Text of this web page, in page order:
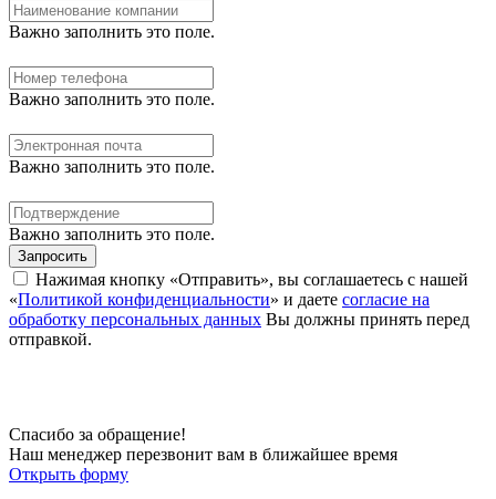
Важно заполнить это поле.
Важно заполнить это поле.
Важно заполнить это поле.
Важно заполнить это поле.
Запросить
Нажимая кнопку «Отправить», вы соглашаетесь с нашей
«Политикой конфиденциальности» и даете согласие на
обработку персональных данных Вы должны принять перед
отправкой.
Спасибо за обращение!
Наш менеджер перезвонит вам в ближайшее время
Открыть форму